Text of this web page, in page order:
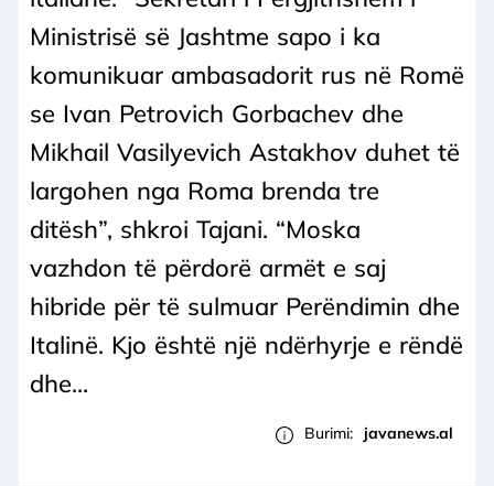
Ministrisë së Jashtme sapo i ka
komunikuar ambasadorit rus në Romë
se Ivan Petrovich Gorbachev dhe
Mikhail Vasilyevich Astakhov duhet të
largohen nga Roma brenda tre
ditësh”, shkroi Tajani. “Moska
vazhdon të përdorë armët e saj
hibride për të sulmuar Perëndimin dhe
Italinë. Kjo është një ndërhyrje e rëndë
dhe...
Burimi: javanews.al